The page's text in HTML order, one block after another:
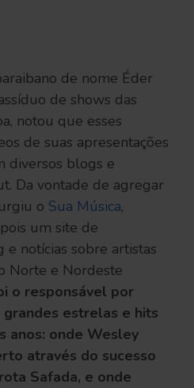
de nome Éder
de shows das
notou que esses
de suas apresentações
diversos blogs e
Da vontade de agregar
o Sua Música,
um site de
notícias sobre artistas
Norte e Nordeste
o responsável por
estrelas e hits
anos: onde Wesley
através do sucesso
Safada, e onde